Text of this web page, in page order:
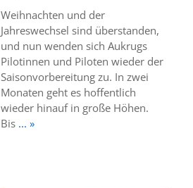
Weihnachten und der
Jahreswechsel sind überstanden,
und nun wenden sich Aukrugs
Pilotinnen und Piloten wieder der
Saisonvorbereitung zu. In zwei
Monaten geht es hoffentlich
wieder hinauf in große Höhen.
Bis... »